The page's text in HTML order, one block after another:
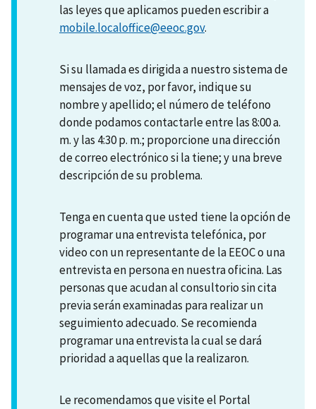
las leyes que aplicamos pueden escribir a
mobile.localoffice@eeoc.gov.
Si su llamada es dirigida a nuestro sistema de
mensajes de voz, por favor, indique su
nombre y apellido; el número de teléfono
donde podamos contactarle entre las 8:00 a.
m. y las 4:30 p. m.; proporcione una dirección
de correo electrónico si la tiene; y una breve
descripción de su problema.
Tenga en cuenta que usted tiene la opción de
programar una entrevista telefónica, por
video con un representante de la EEOC o una
entrevista en persona en nuestra oficina. Las
personas que acudan al consultorio sin cita
previa serán examinadas para realizar un
seguimiento adecuado. Se recomienda
programar una entrevista la cual se dará
prioridad a aquellas que la realizaron.
Le recomendamos que visite el Portal